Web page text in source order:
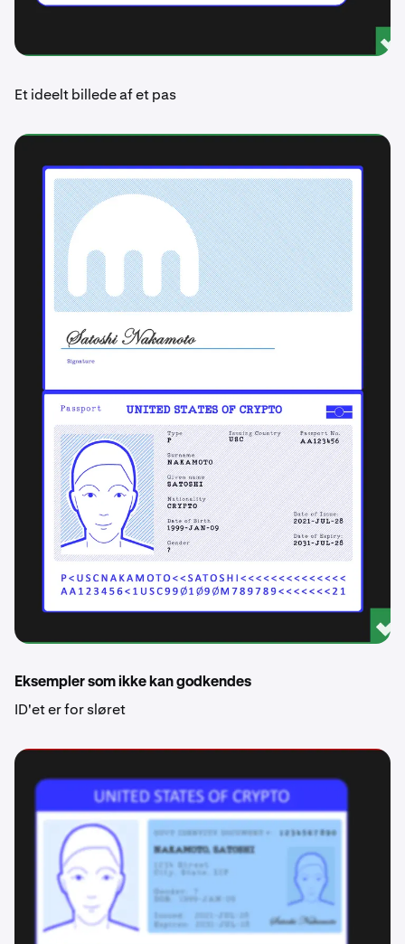
Et ideelt billede af et pas
Eksempler som ikke kan godkendes
ID'et er for sløret